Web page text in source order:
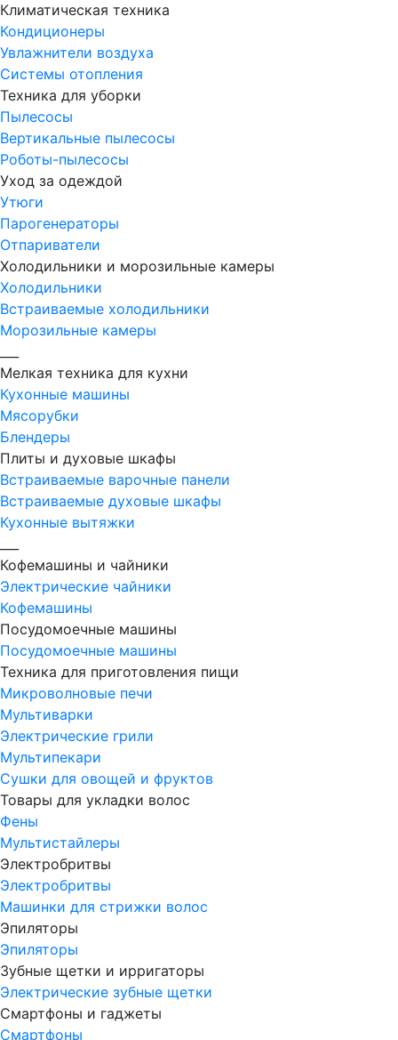
Климатическая техника
Кондиционеры
Увлажнители воздуха
Системы отопления
Техника для уборки
Пылесосы
Вертикальные пылесосы
Роботы-пылесосы
Уход за одеждой
Утюги
Парогенераторы
Отпариватели
Холодильники и морозильные камеры
Холодильники
Встраиваемые холодильники
Морозильные камеры
Мелкая техника для кухни
Кухонные машины
Мясорубки
Блендеры
Плиты и духовые шкафы
Встраиваемые варочные панели
Встраиваемые духовые шкафы
Кухонные вытяжки
Кофемашины и чайники
Электрические чайники
Кофемашины
Посудомоечные машины
Посудомоечные машины
Техника для приготовления пищи
Микроволновые печи
Мультиварки
Электрические грили
Мультипекари
Сушки для овощей и фруктов
Товары для укладки волос
Фены
Мультистайлеры
Электробритвы
Электробритвы
Машинки для стрижки волос
Эпиляторы
Эпиляторы
Зубные щетки и ирригаторы
Электрические зубные щетки
Смартфоны и гаджеты
Смартфоны